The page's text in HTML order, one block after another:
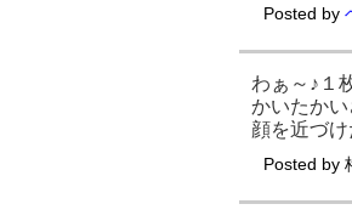
Posted by
わぁ～♪１
かいたか
顔を近づ
Posted by